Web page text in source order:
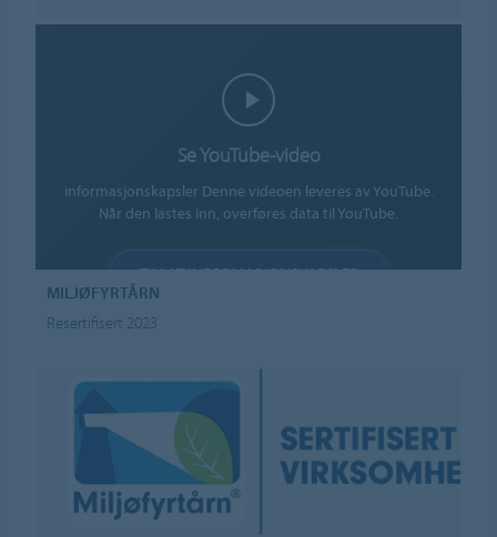
Se YouTube-video
informasjonskapsler Denne videoen leveres av YouTube.
Når den lastes inn, overføres data til YouTube.
TILLAT INFORMASJONSKAPSLER
MILJØFYRTÅRN
Resertifisert 2023